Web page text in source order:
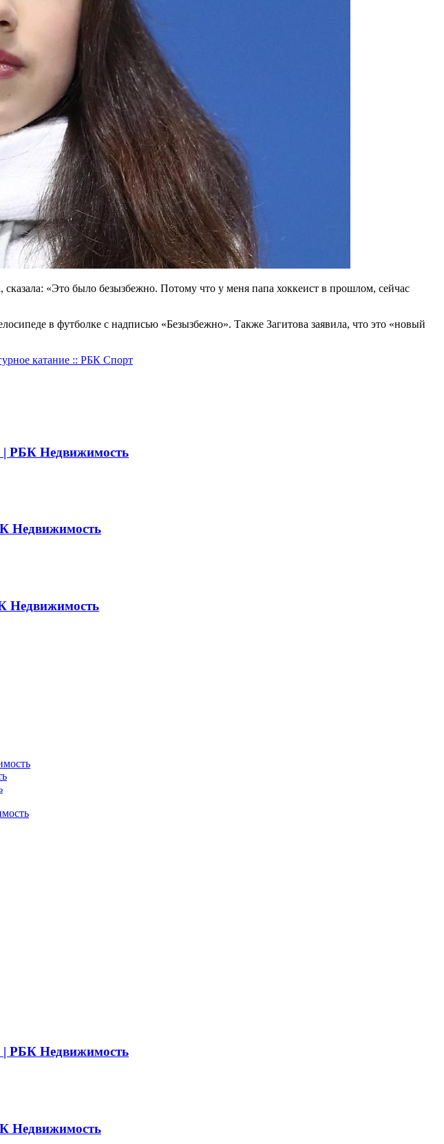
сказала: «Это было безызбежно. Потому что у меня папа хоккеист в прошлом, сейчас
в футболке с надписью «Безызбежно». Также Загитова заявила, что это «новый
катание :: РБК Спорт
| РБК Недвижимость
Недвижимость
Недвижимость
| РБК Недвижимость
Недвижимость